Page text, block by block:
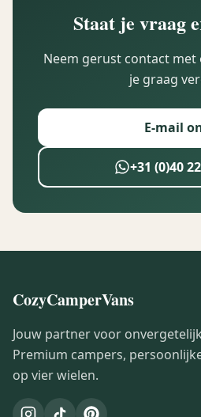
Staat je vraag
Neem gerust contact met
je graag
E-mail
+31 (0)40
CozyCamperVans
Jouw partner voor
Premium campers,
op vier wielen.